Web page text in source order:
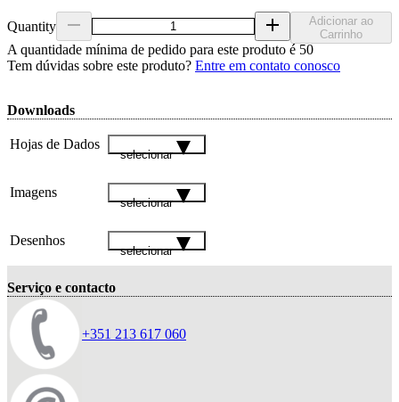
Quantity
A quantidade mínima de pedido para este produto é 50
Adicionar ao
Carrinho
Tem dúvidas sobre este produto? Entre em contato conosco
Downloads
Hojas de Dados
selecionar
Imagens
selecionar
Desenhos
selecionar
Serviço e contacto
+351 213 617 060